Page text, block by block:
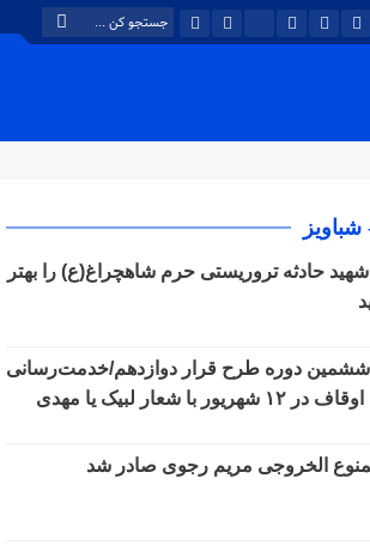
حادثه تروریستی حرم شاهچراغ(ع) را بهتر
ششمین دوره طرح قرار دوازدهم/خدمت‌رسانی
با شعار لبیک یا مهدی
الخروجی مریم رجوی صادر شد